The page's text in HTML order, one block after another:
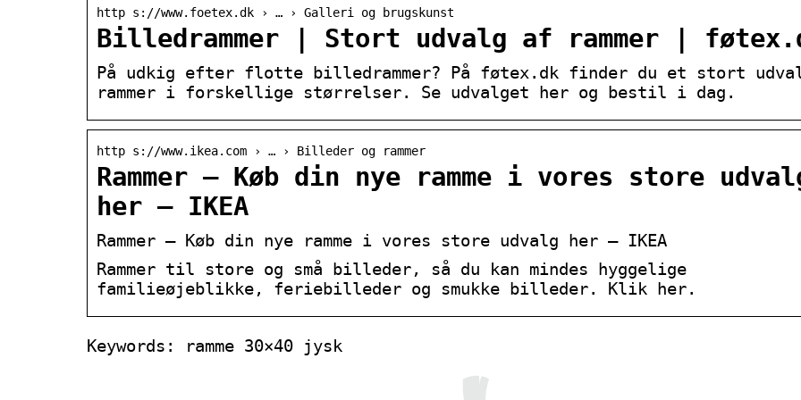
http s://www.foetex.dk › … › Galleri og brugskunst
Billedrammer | Stort udvalg af rammer |
På udkig efter flotte billedrammer? På føtex.dk finder du et stort
rammer i forskellige størrelser. Se udvalget her og bestil i dag.
http s://www.ikea.com › … › Billeder og rammer
Rammer – Køb din nye ramme i vores store
her – IKEA
Rammer – Køb din nye ramme i vores store udvalg her – IKEA
Rammer til store og små billeder, så du kan mindes hyggelige
familieøjeblikke, feriebilleder og smukke billeder. Klik her.
Keywords: ramme 30×40 jysk